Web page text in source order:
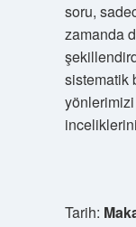
soru,
zamanda
sistematik
Tarih: